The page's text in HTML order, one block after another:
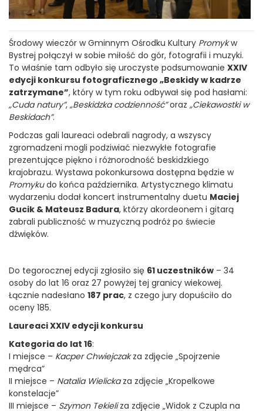
Środowy wieczór w Gminnym Ośrodku Kultury Promykw
Bystrej połączył w sobie miłość do gór, fotografii i muzyki.
To właśnie tam odbyło się uroczyste podsumowanie XXIV
edycji konkursu fotograficznego „Beskidy w kadrze
zatrzymane”, który w tym roku odbywał się pod hasłami:
„Cuda natury”, „Beskidzka codzienność”oraz „Ciekawostki w
Beskidach”.
Podczas gali laureaci odebrali nagrody, a wszyscy
zgromadzeni mogli podziwiać niezwykłe fotografie
prezentujące piękno i różnorodność beskidzkiego
krajobrazu. Wystawa pokonkursowa dostępna będzie w
Promykudo końca października. Artystycznego klimatu
wydarzeniu dodał koncert instrumentalny duetu Maciej
Gucik & Mateusz Badura, którzy akordeonem i gitarą
zabrali publiczność w muzyczną podróż po świecie
dźwięków.
Do tegorocznej edycji zgłosiło się 61 uczestników – 34
osoby do lat 16 oraz 27 powyżej tej granicy wiekowej.
Łącznie nadesłano 187 prac, z czego jury dopuściło do
oceny 185.
Laureaci XXIV edycji konkursu
Kategoria do lat 16:
I miejsce – Kacper Chwiejczakza zdjęcie „Spojrzenie
mędrca”
II miejsce – Natalia Wielickaza zdjęcie „Kropelkowe
konstelacje”
III miejsce – Szymon Tekieliza zdjęcie „Widok z Czupla na